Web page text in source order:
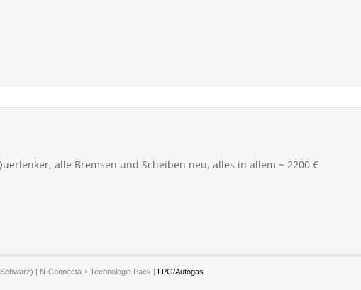
alle Bremsen und Scheiben neu, alles in allem ~ 2200 €
| N-Connecta + Technologie Pack | LPG/Autogas